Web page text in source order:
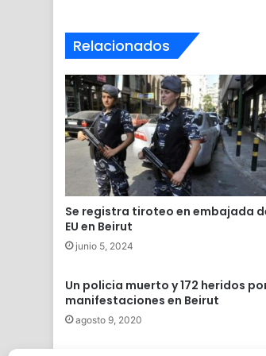
Relacionados
Se registra tiroteo en embajada
EU en Beirut
junio 5, 2024
Un policia muerto y 172 heridos
manifestaciones en Beirut
agosto 9, 2020